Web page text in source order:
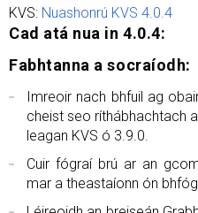
KVS: Nuashonrú KVS 4.0.4
Cad atá nua in 4.0.4:
Fabhtanna a socraíodh:
Imreoir nach bhfuil ag
cheist seo ríthábhachtach
leagan KVS ó 3.9.0.
Cuir fógraí brú ar an
mar a theastaíonn ón